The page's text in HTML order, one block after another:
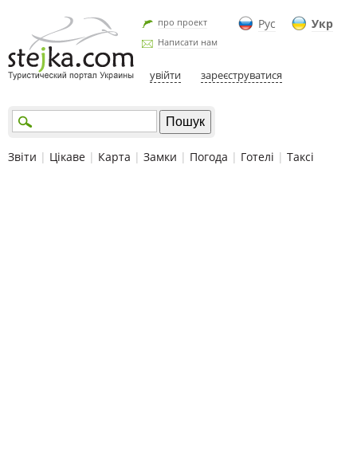
Рус Укр
про проект
Написати нам
увійти зареєструватися
Звіти | Цікаве | Карта | Замки | Погода | Готелі | Таксі